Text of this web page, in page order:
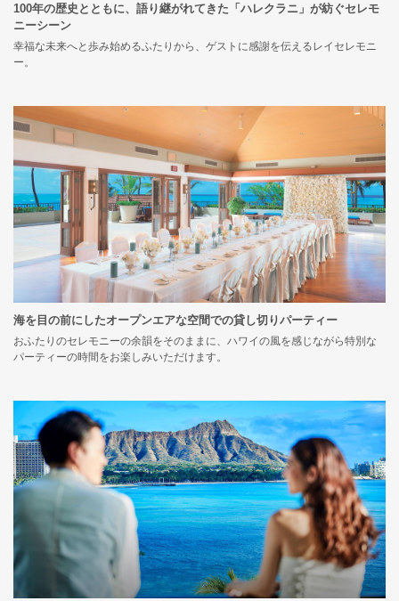
100年の歴史とともに、語り継がれてきた「ハレクラニ」が紡ぐセレモ
ニーシーン
幸福な未来へと歩み始めるふたりから、ゲストに感謝を伝えるレイセレモニ
ー。
海を目の前にしたオープンエアな空間での貸し切りパーティー
おふたりのセレモニーの余韻をそのままに、ハワイの風を感じながら特別な
パーティーの時間をお楽しみいただけます。